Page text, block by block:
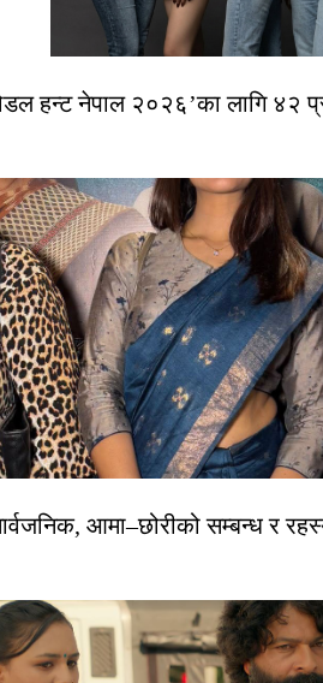
हन्ट नेपाल २०२६’का लागि ४२
आमा–छोरीको सम्बन्ध र